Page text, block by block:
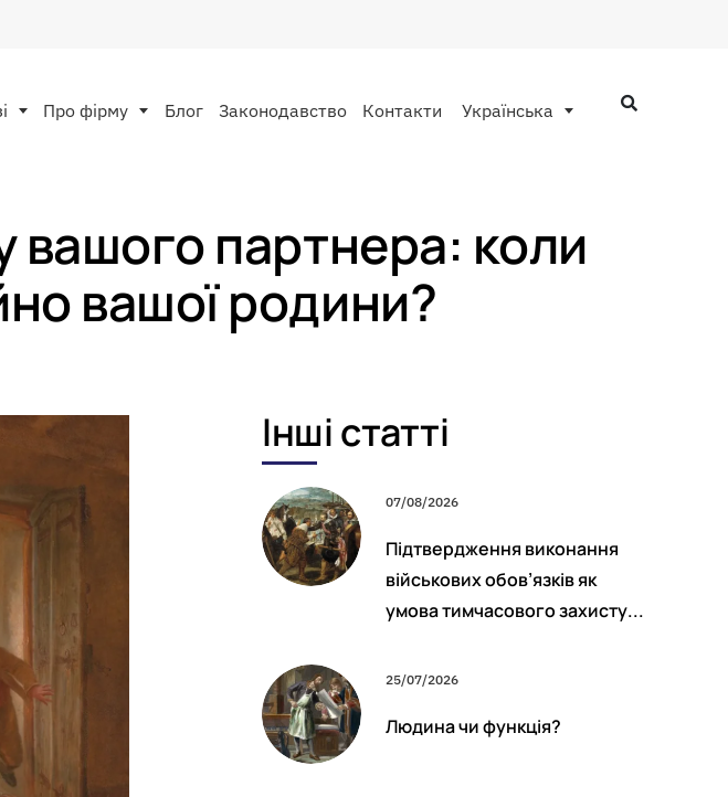
Про фірму Блог Законодавство Контакти Українська
вашого партнера: коли
вашої родини?
Інші статті
07/08/2026
Підтвердження виконання
військових обов’язків як
умова тимчасового захисту...
25/07/2026
Людина чи функція?